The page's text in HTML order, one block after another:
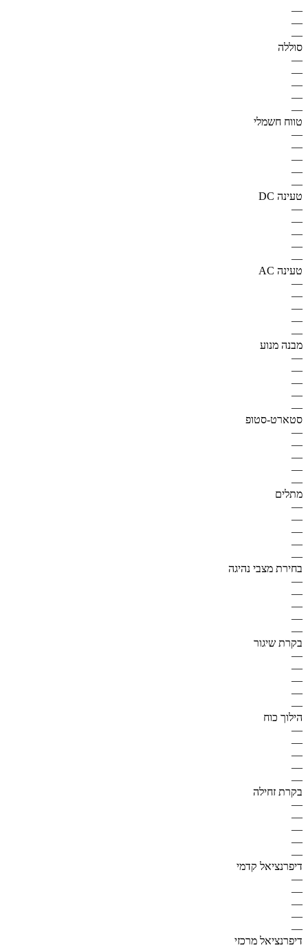
—
—
—
סוללה
—
—
—
—
—
טווח חשמלי
—
—
—
—
—
טעינה DC
—
—
—
—
—
טעינה AC
—
—
—
—
—
מבנה מנוע
—
—
—
—
—
סטארט-סטופ
—
—
—
—
—
מתלים
—
—
—
—
—
בחירת מצבי נהיגה
—
—
—
—
—
בקרת שיגור
—
—
—
—
—
הילוך כוח
—
—
—
—
—
בקרת זחילה
—
—
—
—
—
דיפרנציאל קדמי
—
—
—
—
—
דיפרנציאל מרכזי